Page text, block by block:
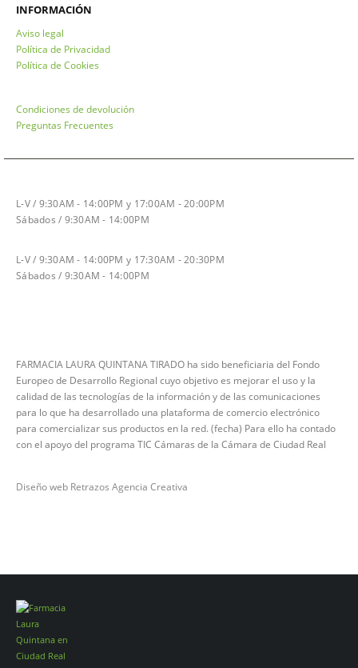
INFORMACIÓN
Aviso legal
Política de Privacidad
Política de Cookies
Condiciones de devolución
Preguntas Frecuentes
L-V / 9:30AM - 14:00PM y 17:00AM - 20:00PM
Sábados / 9:30AM - 14:00PM
L-V / 9:30AM - 14:00PM y 17:30AM - 20:30PM
Sábados / 9:30AM - 14:00PM
FARMACIA LAURA QUINTANA TIRADO ha sido beneficiaria del Fondo
Europeo de Desarrollo Regional cuyo objetivo es mejorar el uso y la
calidad de las tecnologías de la información y de las comunicaciones
para lo que ha desarrollado una plataforma de comercio electrónico
para comercializar sus productos en la red. (fecha) Para ello ha contado
con el apoyo del programa TIC Cámaras de la Cámara de Ciudad Real
Diseño web Retrazos Agencia Creativa